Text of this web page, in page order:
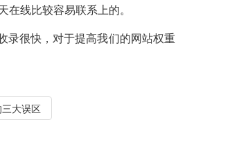
线比较容易联系上的。
录很快，对于提高我们的网站权重
大误区